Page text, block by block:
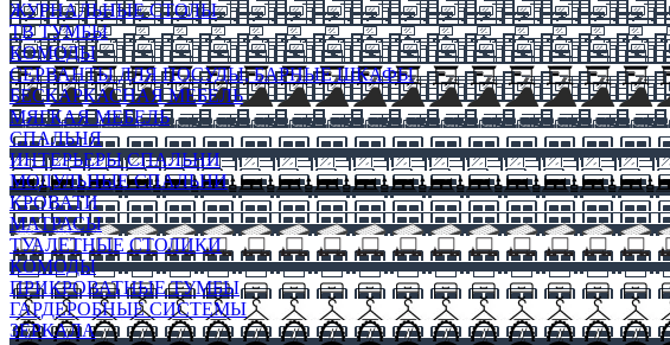
ЖУРНАЛЬНЫЕ СТОЛЫ
ТВ ТУМБЫ
КОМОДЫ
СЕРВАНТЫ ДЛЯ ПОСУДЫ, БАРНЫЕ ШКАФЫ
БЕСКАРКАСНАЯ МЕБЕЛЬ
МЯГКАЯ МЕБЕЛЬ
СПАЛЬНЯ
ИНТЕРЬЕРЫ СПАЛЬНИ
МОДУЛЬНЫЕ СПАЛЬНИ
КРОВАТИ
МАТРАСЫ
ТУАЛЕТНЫЕ СТОЛИКИ
КОМОДЫ
ПРИКРОВАТНЫЕ ТУМБЫ
ГАРДЕРОБНЫЕ СИСТЕМЫ
ЗЕРКАЛА